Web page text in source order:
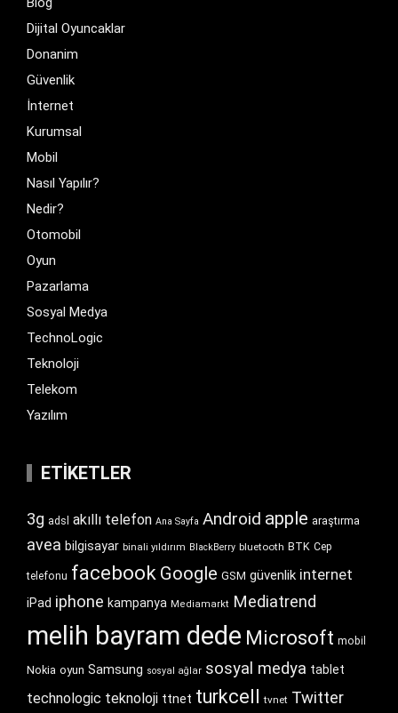
Dijital Oyuncaklar
Donanim
Güvenlik
İnternet
Kurumsal
Mobil
Nasıl Yapılır?
Nedir?
Otomobil
Oyun
Pazarlama
Sosyal Medya
TechnoLogic
Teknoloji
Telekom
Yazılım
ETIKETLER
3g adsl akıllı telefon Ana Sayfa Android apple araştırma
avea bilgisayar binali yıldırım BlackBerry bluetooth BTK Cep
telefonu facebook Google GSM güvenlik internet
iPad iphone kampanya Mediamarkt Mediatrend
melih bayram dede Microsoft mobil
Nokia oyun Samsung sosyal ağlar sosyal medya tablet
technologic teknoloji ttnet turkcell tvnet Twitter